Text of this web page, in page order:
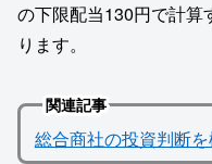
の下限配当130円で計算
ります。
関連記事
総合商社の投資判断